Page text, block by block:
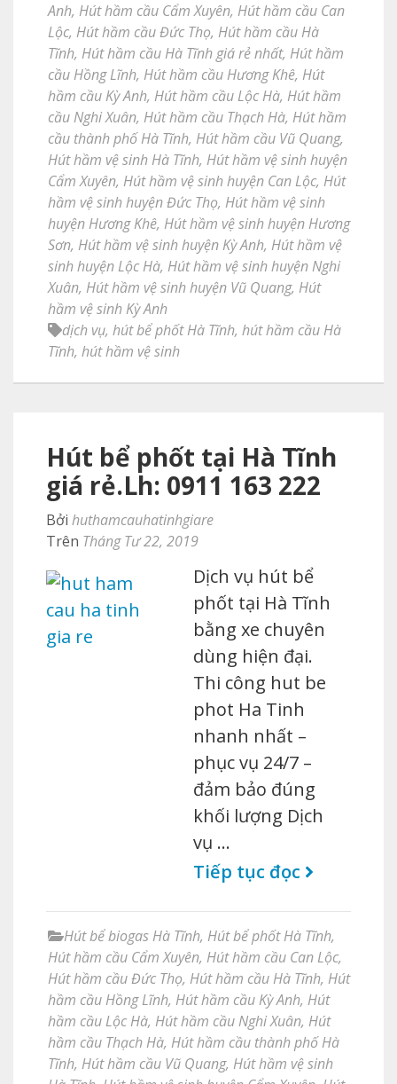
Anh, Hút hầm cầu Cẩm Xuyên, Hút hầm cầu Can
Lộc, Hút hầm cầu Đức Thọ, Hút hầm cầu Hà
Tĩnh, Hút hầm cầu Hà Tĩnh giá rẻ nhất, Hút hầm
cầu Hồng Lĩnh, Hút hầm cầu Hương Khê, Hút
hầm cầu Kỳ Anh, Hút hầm cầu Lộc Hà, Hút hầm
cầu Nghi Xuân, Hút hầm cầu Thạch Hà, Hút hầm
cầu thành phố Hà Tĩnh, Hút hầm cầu Vũ Quang,
Hút hầm vệ sinh Hà Tĩnh, Hút hầm vệ sinh huyện
Cẩm Xuyên, Hút hầm vệ sinh huyện Can Lộc, Hút
hầm vệ sinh huyện Đức Thọ, Hút hầm vệ sinh
huyện Hương Khê, Hút hầm vệ sinh huyện Hương
Sơn, Hút hầm vệ sinh huyện Kỳ Anh, Hút hầm vệ
sinh huyện Lộc Hà, Hút hầm vệ sinh huyện Nghi
Xuân, Hút hầm vệ sinh huyện Vũ Quang, Hút
hầm vệ sinh Kỳ Anh
dịch vụ, hút bể phốt Hà Tĩnh, hút hầm cầu Hà
Tĩnh, hút hầm vệ sinh
Hút bể phốt tại Hà Tĩnh
giá rẻ.Lh: 0911 163 222
Bởi huthamcauhatinhgiare
Trên Tháng Tư 22, 2019
Dịch vụ hút bể
phốt tại Hà Tĩnh
bằng xe chuyên
dùng hiện đại.
Thi công hut be
phot Ha Tinh
nhanh nhất –
phục vụ 24/7 –
đảm bảo đúng
khối lượng Dịch
vụ …
Tiếp tục đọc
Hút bể biogas Hà Tĩnh, Hút bể phốt Hà Tĩnh,
Hút hầm cầu Cẩm Xuyên, Hút hầm cầu Can Lộc,
Hút hầm cầu Đức Thọ, Hút hầm cầu Hà Tĩnh, Hút
hầm cầu Hồng Lĩnh, Hút hầm cầu Kỳ Anh, Hút
hầm cầu Lộc Hà, Hút hầm cầu Nghi Xuân, Hút
hầm cầu Thạch Hà, Hút hầm cầu thành phố Hà
Tĩnh, Hút hầm cầu Vũ Quang, Hút hầm vệ sinh